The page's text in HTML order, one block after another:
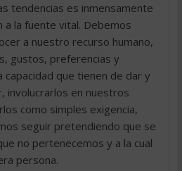
tendencias es inmensamente
a la fuente vital. Debemos
a nuestro recurso humano,
gustos, preferencias y
que tienen de dar y
involucrarlos en nuestros
como simples exigencia,
seguir pretendiendo que se
no pertenecemos y a la cual
persona.